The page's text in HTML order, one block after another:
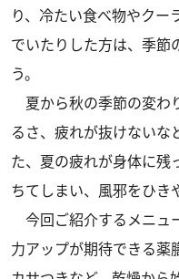
り、冷たい食べ物やクー
でいたりした方は、季節
う。
夏から秋の季節の変わ
るさ、疲れが抜けないな
た、夏の疲れが身体に残
ちてしまい、風邪をひき
今回ご紹介するメニュ
力アップが期待できる薬